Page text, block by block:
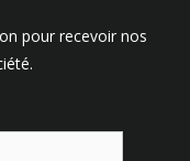
pour recevoir nos